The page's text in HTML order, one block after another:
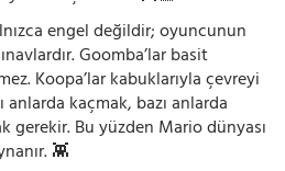
engel değildir; oyuncunun
Goomba’lar basit
Koopa’lar kabuklarıyla çevreyi
kaçmak, bazı anlarda
gerekir. Bu yüzden Mario dünyası
👾